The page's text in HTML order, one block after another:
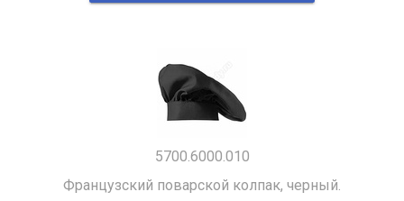
5700.6000.010
Французский поварской колпак, черный.